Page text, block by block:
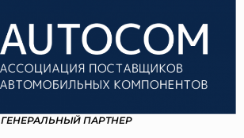
ГЕНЕРАЛЬНЫЙ ПАРТНЕР